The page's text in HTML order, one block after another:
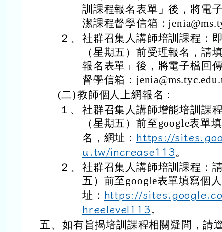
訓課程報名表單」後，將電
潔課程督學信箱：
２、 社群召集人講師培訓課程：
（星期五）前受理報名，請
報名表單」後，將電子檔回
督學信箱：
(二)教師個人上網報名：
１、 社群召集人講師增能培訓課
（星期五）前至google表單
名，網址： https://
u.tw/increase113。
２、 社群召集人講師培訓課程：
五）前至google表單填寫個
址： https://
hreelevel113。
五、 如有旨揭培訓課程相關疑問，請